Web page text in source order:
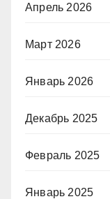
Апрель 2026
Март 2026
Январь 2026
Декабрь 2025
Февраль 2025
Январь 2025